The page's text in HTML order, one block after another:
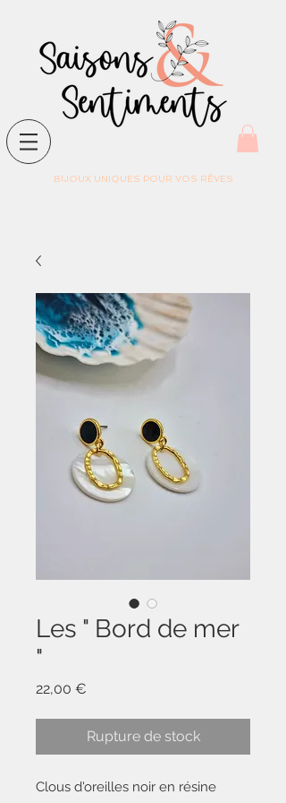
BIJOUX UNIQUES POUR VOS RÊVES
Les " Bord de mer
"
22,00 €
Rupture de stock
Clous d'oreilles noir en résine